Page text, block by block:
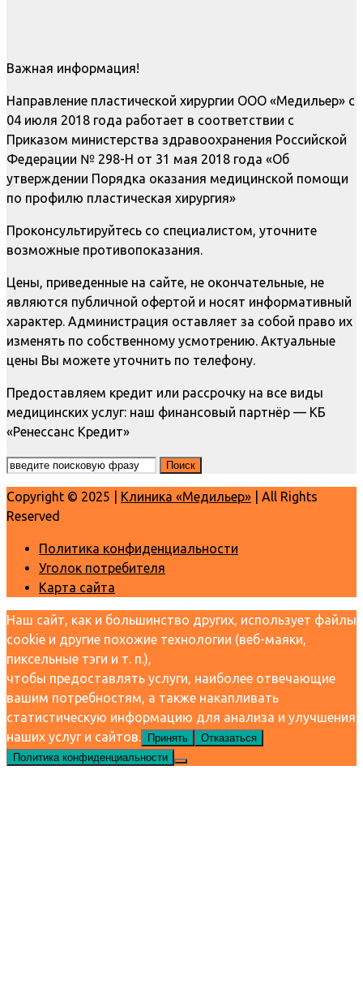
Важная информация!
Направление пластической хирургии ООО «Медильер» с
04 июля 2018 года работает в соответствии с
Приказом министерства здравоохранения Российской
Федерации № 298-Н от 31 мая 2018 года «Об
утверждении Порядка оказания медицинской помощи
по профилю пластическая хирургия»
Проконсультируйтесь со специалистом, уточните
возможные противопоказания.
Цены, приведенные на сайте, не окончательные, не
являются публичной офертой и носят информативный
характер. Администрация оставляет за собой право их
изменять по собственному усмотрению. Актуальные
цены Вы можете уточнить по телефону.
Предоставляем кредит или рассрочку на все виды
медицинских услуг: наш финансовый партнёр — КБ
«Ренессанс Кредит»
Copyright © 2025 | Клиника «Медильер» | All Rights
Reserved
Политика конфиденциальности
Уголок потребителя
Карта сайта
Наш сайт, как и большинство других, использует файлы
cookie и другие похожие технологии (веб-маяки,
пиксельные тэги и т. п.),
чтобы предоставлять услуги, наиболее отвечающие
вашим потребностям, а также накапливать
статистическую информацию для анализа и улучшения
наших услуг и сайтов. Принять
Отказаться
Политика конфиденциальности